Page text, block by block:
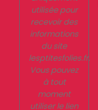
utilisée pour
recevoir des
informations
du site
lesptitesfolies.fr.
Vous pouvez
à tout
moment
utiliser le lien